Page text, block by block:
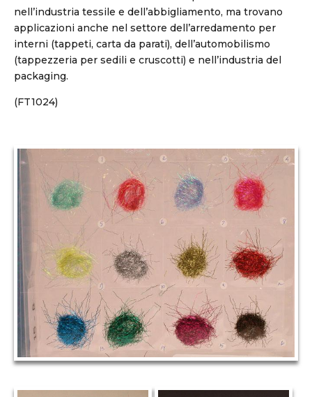
nell’industria tessile e dell’abbigliamento, ma trovano
applicazioni anche nel settore dell’arredamento per
interni (tappeti, carta da parati), dell’automobilismo
(tappezzeria per sedili e cruscotti) e nell’industria del
packaging.
(FT1024)